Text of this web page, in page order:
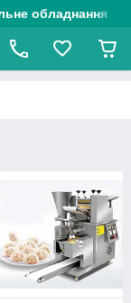
обладнання